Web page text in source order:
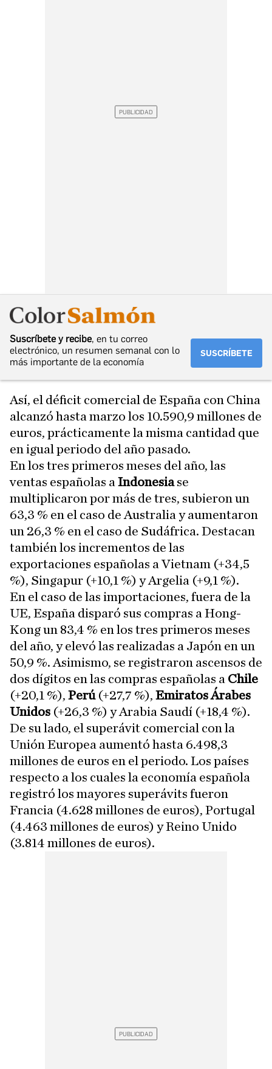
Suscríbete y recibe, en tu correo
electrónico, un resumen semanal con lo
más importante de la economía
SUSCRÍBETE
Así, el déficit comercial de España con China
alcanzó hasta marzo los 10.590,9 millones de
euros, prácticamente la misma cantidad que
en igual periodo del año pasado.
En los tres primeros meses del año, las
ventas españolas aIndonesiase
multiplicaron por más de tres, subieron un
63,3 % en el caso de Australia y aumentaron
un 26,3 % en el caso de Sudáfrica. Destacan
también los incrementos de las
exportaciones españolas a Vietnam (+34,5
%), Singapur (+10,1 %) y Argelia (+9,1 %).
En el caso de las importaciones, fuera de la
UE, España disparó sus compras a Hong-
Kong un 83,4 % en los tres primeros meses
del año, y elevó las realizadas a Japón en un
50,9 %. Asimismo, se registraron ascensos de
dos dígitos en las compras españolas a Chile
(+20,1 %), Perú(+27,7 %), Emiratos Árabes
Unidos (+26,3 %) y Arabia Saudí (+18,4 %).
De su lado, el superávit comercial con la
Unión Europea aumentó hasta 6.498,3
millones de euros en el periodo. Los países
respecto a los cuales la economía española
registró los mayores superávits fueron
Francia (4.628 millones de euros), Portugal
(4.463 millones de euros) y Reino Unido
(3.814 millones de euros).